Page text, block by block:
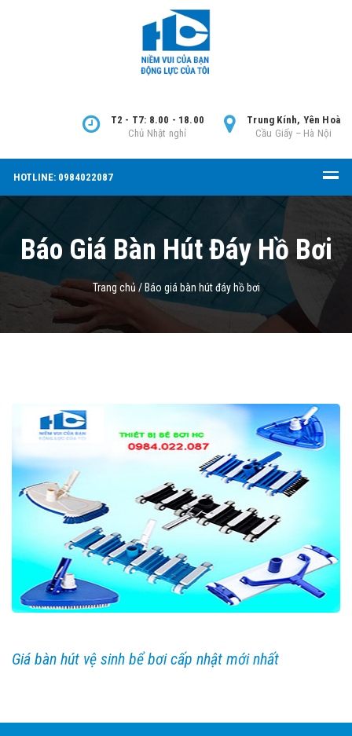
Trung Kính, Yên Hoà
Cầu Giấy – Hà Nội
T2 - T7: 8.00 - 18.00
Chủ Nhật nghỉ
HOTLINE: 0984022087
Báo Giá Bàn Hút Đáy Hồ Bơi
Trang chủ / Báo giá bàn hút đáy hồ bơi
Giá bàn hút vệ sinh bể bơi cấp nhật mới nhất